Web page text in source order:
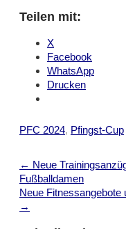
Teilen mit:
X
Facebook
WhatsApp
Drucken
PFC 2024, Pfingst-Cup
Post
navigation
← Neue
Fußballdamen
Neue
→